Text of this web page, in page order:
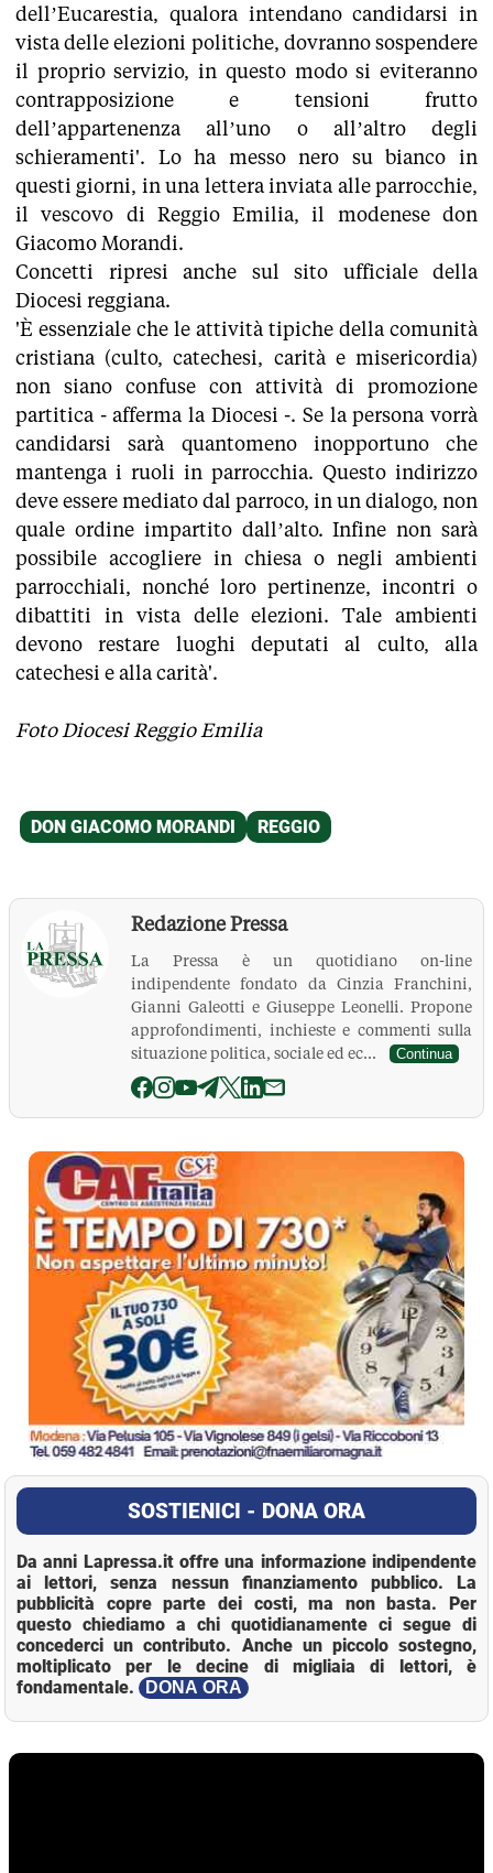
dell’Eucarestia, qualora intendano candidarsi in
vista delle elezioni politiche, dovranno sospendere
il proprio servizio, in questo modo si eviteranno
contrapposizione e tensioni frutto
dell’appartenenza all’uno o all’altro degli
schieramenti'. Lo ha messo nero su bianco in
questi giorni, in una lettera inviata alle parrocchie,
il vescovo di Reggio Emilia, il modenese don
Giacomo Morandi.
Concetti ripresi anche sul sito ufficiale della
Diocesi reggiana.
'È essenziale che le attività tipiche della comunità
cristiana (culto, catechesi, carità e misericordia)
non siano confuse con attività di promozione
partitica - afferma la Diocesi -. Se la persona vorrà
candidarsi sarà quantomeno inopportuno che
mantenga i ruoli in parrocchia. Questo indirizzo
deve essere mediato dal parroco, in un dialogo, non
quale ordine impartito dall’alto. Infine non sarà
possibile accogliere in chiesa o negli ambienti
parrocchiali, nonché loro pertinenze, incontri o
dibattiti in vista delle elezioni. Tale ambienti
devono restare luoghi deputati al culto, alla
catechesi e alla carità'.
Foto Diocesi Reggio Emilia
Redazione Pressa
La Pressa è un quotidiano on-line
indipendente fondato da Cinzia Franchini,
Gianni Galeotti e Giuseppe Leonelli. Propone
approfondimenti, inchieste e commenti sulla
situazione politica, sociale ed ec...
Continua
La Pressa
SOSTIENICI - DONA ORA
Da anni Lapressa.it offre una informazione indipendente
ai lettori, senza nessun finanziamento pubblico. La
pubblicità copre parte dei costi, ma non basta. Per
questo chiediamo a chi quotidianamente ci segue di
concederci un contributo. Anche un piccolo sostegno,
moltiplicato per le decine di migliaia di lettori, è
fondamentale.
DONA ORA